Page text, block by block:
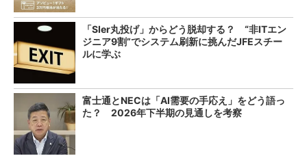
「SIer丸投げ」からどう脱却する？ “非ITエン
ジニア9割”でシステム刷新に挑んだJFEスチー
ルに学ぶ
富士通とNECは「AI需要の手応え」をどう語っ
た？ 2026年下半期の見通しを考察